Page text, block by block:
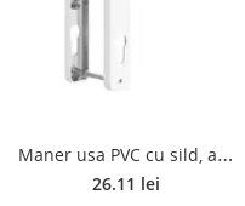
M
aner usa PVC cu sild, aluminiu, alb RAL 9016, 85 mm
26.11 lei